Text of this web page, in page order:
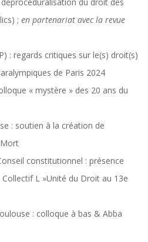
; en partenariat avec la revue
: regards critiques sur le(s) droit(s)
de Paris 2024
« mystère » des 20 ans du
: soutien à la création de
constitutionnel : présence
Collectif L »Unité du Droit au 13e
: colloque à bas & Abba